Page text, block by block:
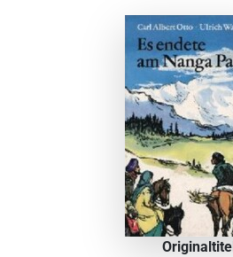
Originaltitel